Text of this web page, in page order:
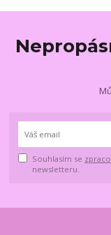
Souhlasím se
newsletteru.